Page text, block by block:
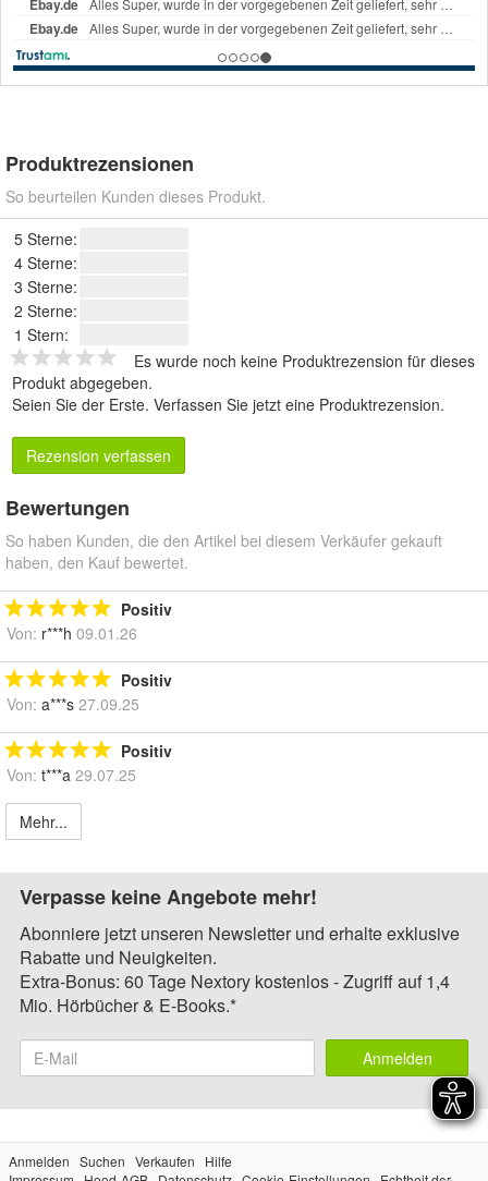
Produktrezensionen
So beurteilen Kunden dieses Produkt.
5 Sterne:
4 Sterne:
3 Sterne:
2 Sterne:
1 Stern:
Es wurde noch keine Produktrezension für dieses
Produkt abgegeben.
Seien Sie der Erste. Verfassen Sie jetzt eine Produktrezension.
Rezension verfassen
Bewertungen
So haben Kunden, die den Artikel bei diesem Verkäufer gekauft
haben, den Kauf bewertet.
Positiv
Von: r***h 09.01.26
Positiv
Von: a***s 27.09.25
Positiv
Von: t***a 29.07.25
Mehr...
Verpasse keine Angebote mehr!
Abonniere jetzt unseren Newsletter und erhalte exklusive
Rabatte und Neuigkeiten.
Extra-Bonus: 60 Tage Nextory kostenlos - Zugriff auf 1,4
Mio. Hörbücher & E-Books.*
Anmelden
Anmelden Suchen Verkaufen
Hilfe